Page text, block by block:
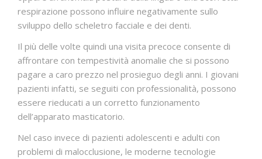
respirazione possono influire negativamente sullo
sviluppo dello scheletro facciale e dei denti.
Il più delle volte quindi una visita precoce consente di
affrontare con tempestività anomalie che si possono
pagare a caro prezzo nel prosieguo degli anni. I giovani
pazienti infatti, se seguiti con professionalità, possono
essere rieducati a un corretto funzionamento
dell’apparato masticatorio.
Nel caso invece di pazienti adolescenti e adulti con
problemi di malocclusione, le moderne tecnologie